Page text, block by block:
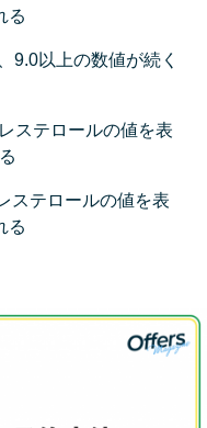
る
9.0以上の数値が続く
ステロールの値を表
ステロールの値を表
る